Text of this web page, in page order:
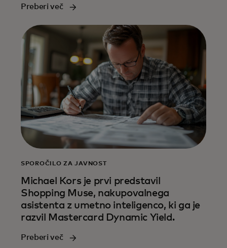
Preberi več
SPOROČILO ZA JAVNOST
Michael Kors je prvi predstavil
Shopping Muse, nakupovalnega
asistenta z umetno inteligenco, ki ga je
razvil Mastercard Dynamic Yield.
Preberi več